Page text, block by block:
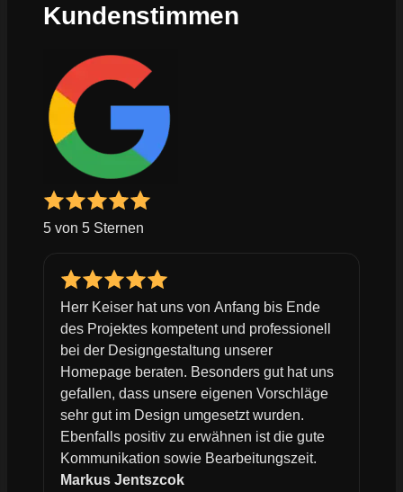
Kundenstimmen
5 von 5 Sternen
Herr Keiser hat uns von Anfang bis Ende
des Projektes kompetent und professionell
bei der Designgestaltung unserer
Homepage beraten. Besonders gut hat uns
gefallen, dass unsere eigenen Vorschläge
sehr gut im Design umgesetzt wurden.
Ebenfalls positiv zu erwähnen ist die gute
Kommunikation sowie Bearbeitungszeit.
Markus Jentszcok